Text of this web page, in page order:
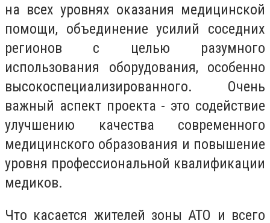
на всех уровнях оказания медицинской
помощи, объединение усилий соседних
регионов с целью разумного
использования оборудования, особенно
высокоспециализированного. Очень
важный аспект проекта - это содействие
улучшению качества современного
медицинского образования и повышение
уровня профессиональной квалификации
медиков.
Что касается жителей зоны АТО и всего